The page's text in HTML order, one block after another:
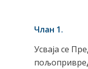
Члан 1.
Усваја се